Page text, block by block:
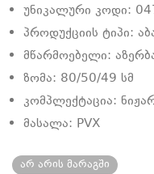
უნიკალური კოდი:
პროდუქციის ტიპი:
მწარმოებელი:
ზომა: 80/50/49 სმ
კომპლექტაცია:
მასალა: PVX
არ არის მარაგში